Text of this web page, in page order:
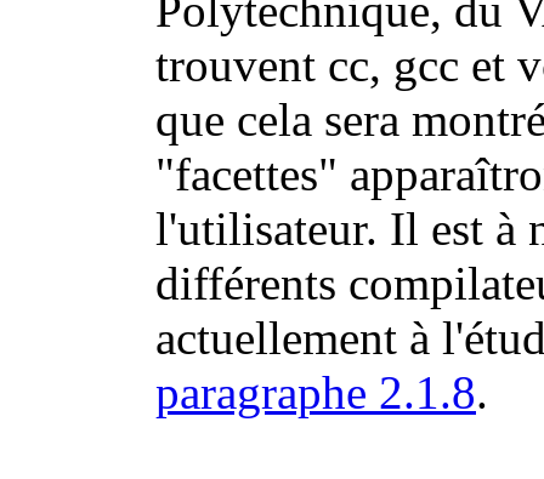
trouvent cc, gcc et
que cela sera
"facettes"
l'utilisateur. Il est à
différents
actuellement à
paragraphe 2.1.8.